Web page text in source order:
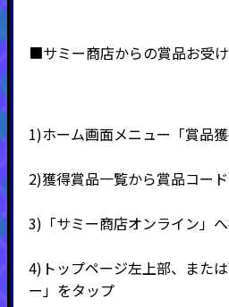
■サミー商店からの賞品お受
1)ホーム画面メニュー「賞品獲
2)獲得賞品一覧から賞品コー
3) 「サミー商店オンライン」
4) トップページ左上部、また
ー」をタップ